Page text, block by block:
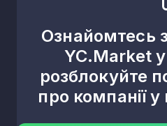
Ознайомтесь
YC.Market у
розблокуйте
про компанії